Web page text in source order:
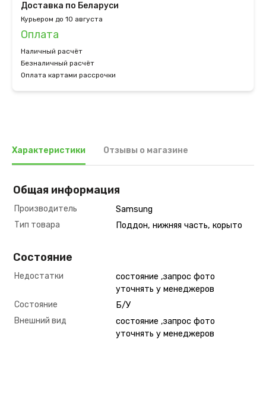
Доставка по Беларуси
Курьером до 10 августа
Оплата
Наличный расчёт
Безналичный расчёт
Оплата картами рассрочки
Характеристики Отзывы о магазине
Общая информация
Производитель
Samsung
Тип товара
Поддон, нижняя часть, корыто
Состояние
Недостатки
состояние ,запрос фото
уточнять у менеджеров
Состояние
Б/У
Внешний вид
состояние ,запрос фото
уточнять у менеджеров